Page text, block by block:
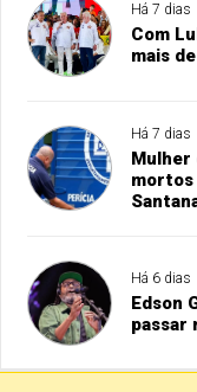
Há 7 dias
Com
mais
Há 7 dias
mortos
Há 6 dias
Edson
passar